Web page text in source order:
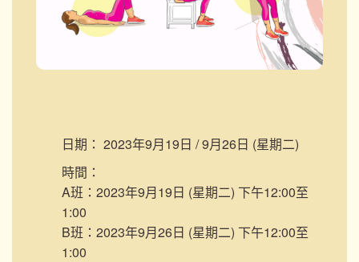
日期： 2023年9月19日 / 9月26日 (星期二)
時間：
A班：2023年9月19日 (星期二) 下午12:00至
1:00
B班：2023年9月26日 (星期二) 下午12:00至
1:00